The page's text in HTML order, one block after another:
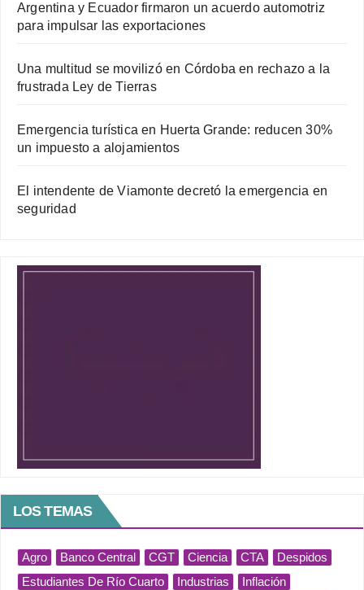
Argentina y Ecuador firmaron un acuerdo automotriz
para impulsar las exportaciones
Una multitud se movilizó en Córdoba en rechazo a la
frustrada Ley de Tierras
Emergencia turística en Huerta Grande: reducen 30%
un impuesto a alojamientos
El intendente de Viamonte decretó la emergencia en
seguridad
LOS TEMAS
Agro Banco Central CGT Ciencia CTA
Despidos
Estudiantes De Río Cuarto
Industrias
Inflación